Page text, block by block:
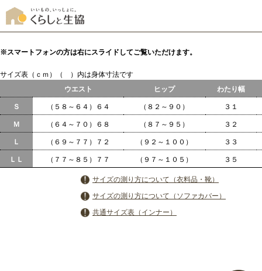
※スマートフォンの方は右にスライドしてご覧いただけます。
サイズ表（ｃｍ）（ ）内は身体寸法です
ウエスト
ヒップ わたり幅
Ｓ （５８～６４）６４ （８２～９０） ３１
Ｍ （６４～７０）６８ （８７～９５） ３２
Ｌ （６９～７７）７２ （９２～１００） ３３
ＬＬ （７７～８５）７７ （９７～１０５） ３５
サイズの測り方について（衣料品・靴）
サイズの測り方について（ソファカバー）
共通サイズ表（インナー）